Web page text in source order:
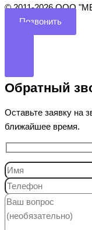
©️ 2011-2026 ООО
Позвонить
Обратный
Оставьте заявку на
ближайшее время.